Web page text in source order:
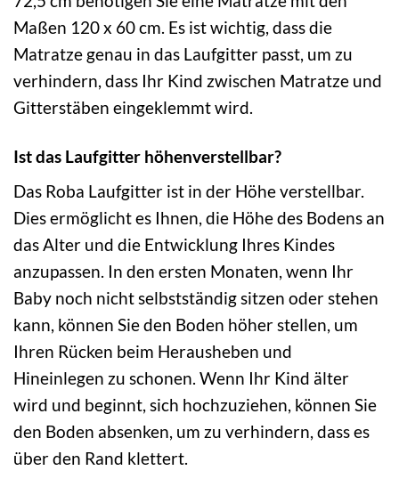
Maßen 120 x 60 cm. Es ist wichtig, dass die
Matratze genau in das Laufgitter passt, um zu
verhindern, dass Ihr Kind zwischen Matratze und
Gitterstäben eingeklemmt wird.
Ist das Laufgitter höhenverstellbar?
Das Roba Laufgitter ist in der Höhe verstellbar.
Dies ermöglicht es Ihnen, die Höhe des Bodens an
das Alter und die Entwicklung Ihres Kindes
anzupassen. In den ersten Monaten, wenn Ihr
Baby noch nicht selbstständig sitzen oder stehen
kann, können Sie den Boden höher stellen, um
Ihren Rücken beim Herausheben und
Hineinlegen zu schonen. Wenn Ihr Kind älter
wird und beginnt, sich hochzuziehen, können Sie
den Boden absenken, um zu verhindern, dass es
über den Rand klettert.